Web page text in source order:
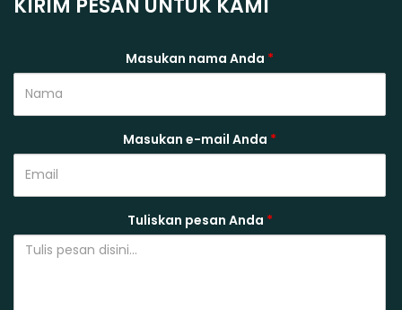
KIRIM PESAN UNTUK KAMI
Masukan nama Anda *
Masukan e-mail Anda *
Tuliskan pesan Anda *